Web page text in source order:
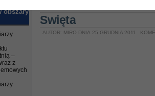
obszary
–
z
Swięta
AUTOR: MIRO DNIA 25 GRUDNIA 2011